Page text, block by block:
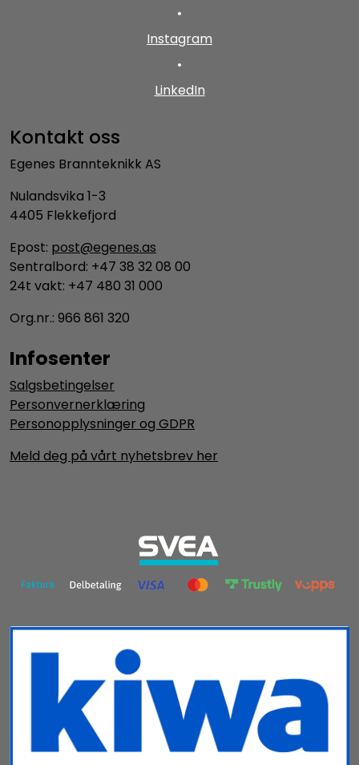
•
Instagram
•
LinkedIn
Kontakt oss
Egenes Brannteknikk AS
Nulandsvika 1-3
4405 Flekkefjord
Epost: post@egenes.as
Sentralbord: +47 38 32 08 00
24t vakt: +47 480 31 000
Org.nr.: 966 861 320
Infosenter
Salgsbetingelser
Personvernerklæring
Personopplysninger og GDPR
Meld deg på vårt nyhetsbrev her